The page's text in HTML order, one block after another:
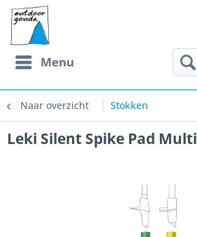
Menu
Naar overzicht Stokken
Leki Silent Spike Pad Multi